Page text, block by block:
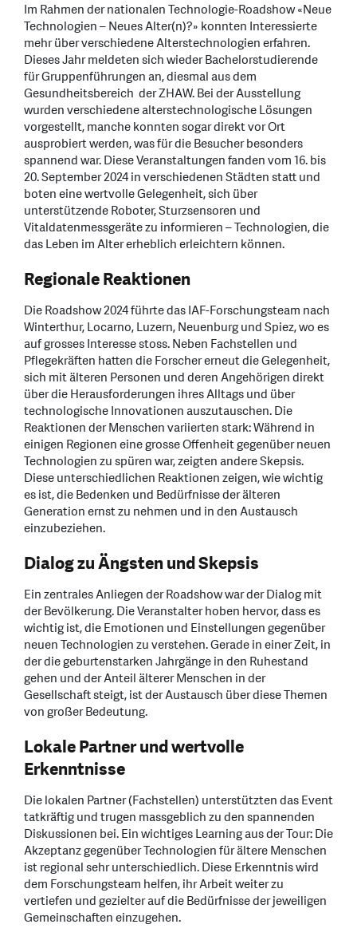
Im Rahmen der nationalen Technologie-Roadshow «Neue
Technologien – Neues Alter(n)?» konnten Interessierte
mehr über verschiedene Alterstechnologien erfahren.
Dieses Jahr meldeten sich wieder Bachelorstudierende
für Gruppenführungen an, diesmal aus dem
Gesundheitsbereich der ZHAW. Bei der Ausstellung
wurden verschiedene alterstechnologische Lösungen
vorgestellt, manche konnten sogar direkt vor Ort
ausprobiert werden, was für die Besucher besonders
spannend war. Diese Veranstaltungen fanden vom 16. bis
20. September 2024 in verschiedenen Städten statt und
boten eine wertvolle Gelegenheit, sich über
unterstützende Roboter, Sturzsensoren und
Vitaldatenmessgeräte zu informieren – Technologien, die
das Leben im Alter erheblich erleichtern können.
Regionale Reaktionen
Die Roadshow 2024 führte das IAF-Forschungsteam nach
Winterthur, Locarno, Luzern, Neuenburg und Spiez, wo es
auf grosses Interesse stoss. Neben Fachstellen und
Pflegekräften hatten die Forscher erneut die Gelegenheit,
sich mit älteren Personen und deren Angehörigen direkt
über die Herausforderungen ihres Alltags und über
technologische Innovationen auszutauschen. Die
Reaktionen der Menschen variierten stark: Während in
einigen Regionen eine grosse Offenheit gegenüber neuen
Technologien zu spüren war, zeigten andere Skepsis.
Diese unterschiedlichen Reaktionen zeigen, wie wichtig
es ist, die Bedenken und Bedürfnisse der älteren
Generation ernst zu nehmen und in den Austausch
einzubeziehen.
Dialog zu Ängsten und Skepsis
Ein zentrales Anliegen der Roadshow war der Dialog mit
der Bevölkerung. Die Veranstalter hoben hervor, dass es
wichtig ist, die Emotionen und Einstellungen gegenüber
neuen Technologien zu verstehen. Gerade in einer Zeit, in
der die geburtenstarken Jahrgänge in den Ruhestand
gehen und der Anteil älterer Menschen in der
Gesellschaft steigt, ist der Austausch über diese Themen
von großer Bedeutung.
Lokale Partner und wertvolle
Erkenntnisse
Die lokalen Partner (Fachstellen) unterstützten das Event
tatkräftig und trugen massgeblich zu den spannenden
Diskussionen bei. Ein wichtiges Learning aus der Tour: Die
Akzeptanz gegenüber Technologien für ältere Menschen
ist regional sehr unterschiedlich. Diese Erkenntnis wird
dem Forschungsteam helfen, ihr Arbeit weiter zu
vertiefen und gezielter auf die Bedürfnisse der jeweiligen
Gemeinschaften einzugehen.